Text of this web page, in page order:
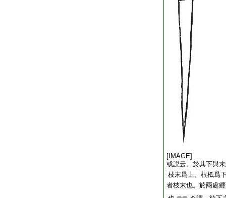
[IMAGE]
或説云。於其下與
枝末爲上。根柢爲
者枝末也。於兩處